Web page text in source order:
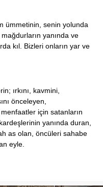
ümmetinin, senin yolunda
yanında ve
kıl. Bizleri onların yar ve
ırkını, kavmini,
önceleyen,
için satanların
yanında duran,
as olan, öncüleri sahabe
eyle.